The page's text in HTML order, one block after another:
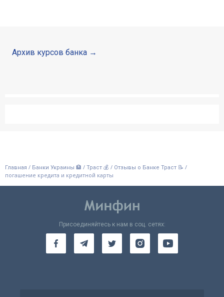
Архив курсов банка
Главная / Банки Украины 🏦 / Траст 💰 / Отзывы о Банке Траст 📝 /
погашение кредита и кредитной карты
Присоединяйтесь к нам в соц. сетях: